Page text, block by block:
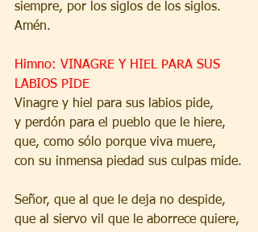
siempre, por los siglos de los siglos.
Amén.
Himno: VINAGRE Y HIEL PARA SUS
LABIOS PIDE
Vinagre y hiel para sus labios pide,
y perdón para el pueblo que le hiere,
que, como sólo porque viva muere,
con su inmensa piedad sus culpas mide.
Señor, que al que le deja no despide,
que al siervo vil que le aborrece quiere,